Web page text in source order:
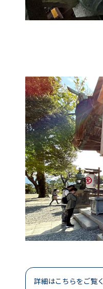
詳細はこちらをご覧